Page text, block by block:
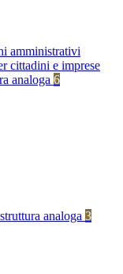
amministrativi
cittadini e imprese
analoga 6
analoga 3